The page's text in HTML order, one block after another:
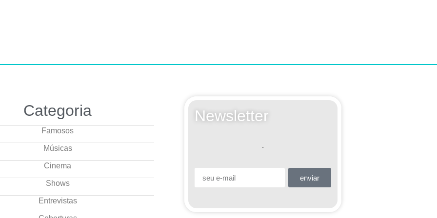
Categoria
Famosos
Músicas
Cinema
Shows
Entrevistas
Newsletter
.
enviar